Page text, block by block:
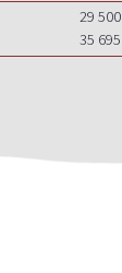
29 500
35 695